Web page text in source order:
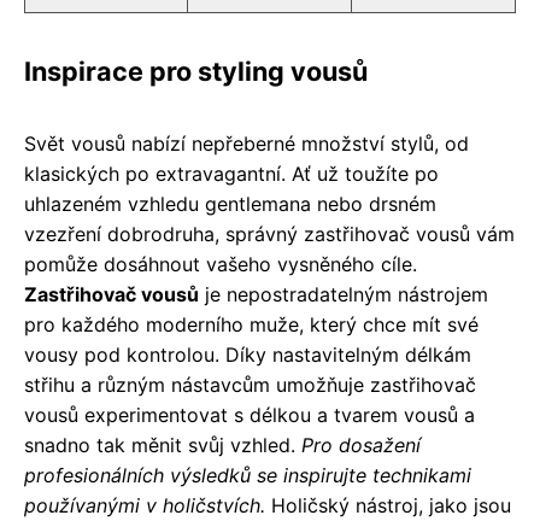
Inspirace pro styling vousů
Svět vousů nabízí nepřeberné množství stylů, od
klasických po extravagantní. Ať už toužíte po
uhlazeném vzhledu gentlemana nebo drsném
vzezření dobrodruha, správný zastřihovač vousů vám
pomůže dosáhnout vašeho vysněného cíle.
Zastřihovač vousů je nepostradatelným nástrojem
pro každého moderního muže, který chce mít své
vousy pod kontrolou. Díky nastavitelným délkám
střihu a různým nástavcům umožňuje zastřihovač
vousů experimentovat s délkou a tvarem vousů a
snadno tak měnit svůj vzhled. Pro dosažení
profesionálních výsledků se inspirujte technikami
používanými v holičstvích. Holičský nástroj, jako jsou